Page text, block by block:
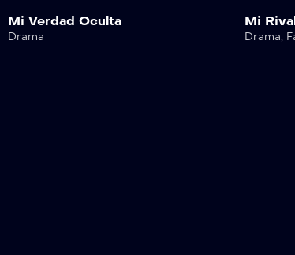
Mi Verdad Oculta
Drama
Mi
Drama,